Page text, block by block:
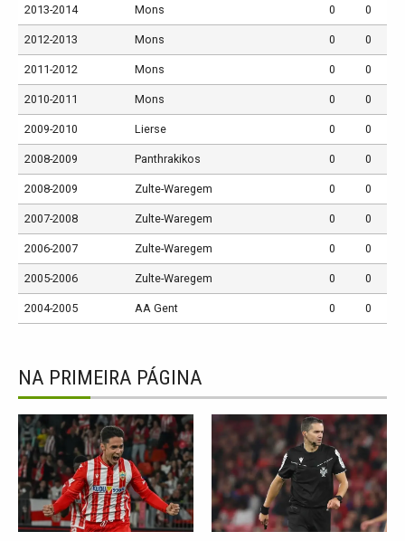
2013-2014 Mons 0 0
2012-2013 Mons 0 0
2011-2012 Mons 0 0
2010-2011 Mons 0 0
2009-2010 Lierse 0 0
2008-2009 Panthrakikos 0 0
2008-2009 Zulte-Waregem 0 0
2007-2008 Zulte-Waregem 0 0
2006-2007 Zulte-Waregem 0 0
2005-2006 Zulte-Waregem 0 0
2004-2005 AA Gent 0 0
NA PRIMEIRA PÁGINA